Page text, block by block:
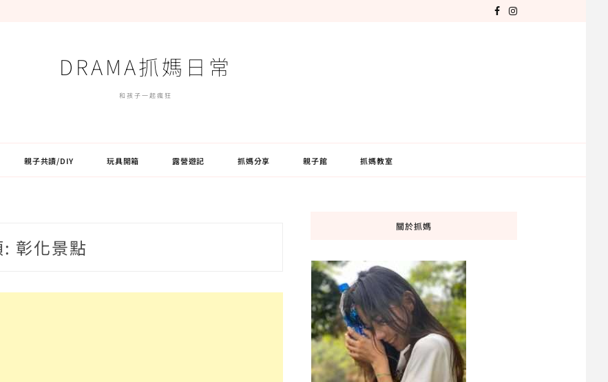
DRAMA抓媽日常
和孩子一起瘋狂
親子共讀/DIY 玩具開箱 露營遊記 抓媽分享 親子館 抓媽教室
彰化景點
關於抓媽